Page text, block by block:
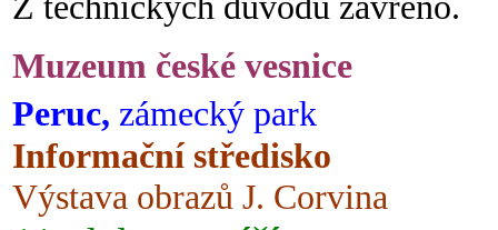
Muzeum české vesnice
Peruc, zámecký park
Informační středisko
Výstava obrazů J. Corvina